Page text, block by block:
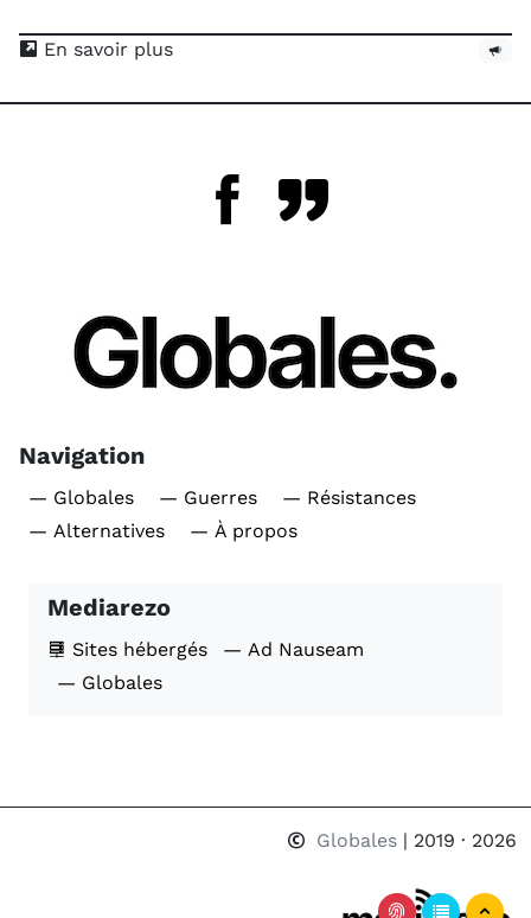
En savoir plus
Navigation
— Globales — Guerres
— Résistances
— Alternatives
— À propos
Mediarezo
Sites hébergés
— Ad Nauseam
— Globales
Globales | 2019 · 2026